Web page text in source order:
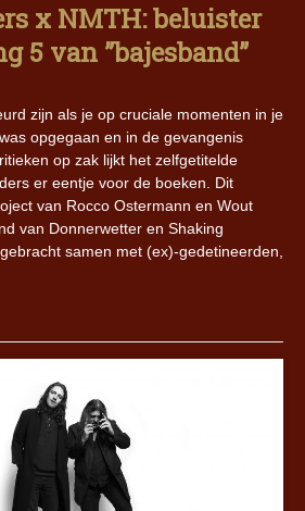
x NMTH: beluister
5 van ”bajesband”
zijn als je op cruciale momenten in je
opgegaan en in de gevangenis
op zak lijkt het zelfgetitelde
er eentje voor de boeken. Dit
van Rocco Ostermann en Wout
van Donnerwetter en Shaking
samen met (ex)-gedetineerden,